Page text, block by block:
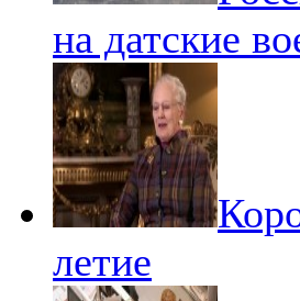
на датские
летие